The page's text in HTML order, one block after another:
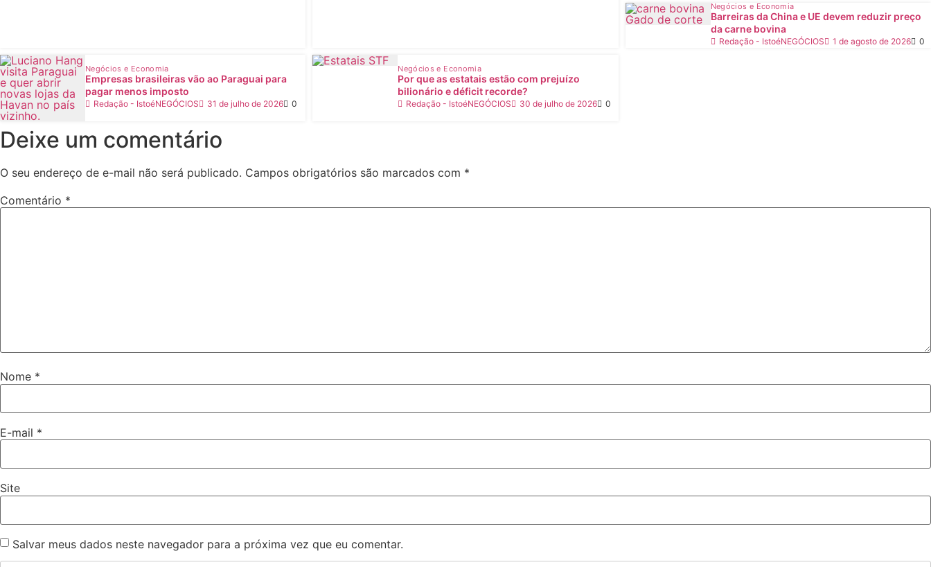
Negócios e Economia
Barreiras da China e UE devem reduzir preço
da carne bovina
Redação - IstoéNEGÓCIOS 1 de agosto de 2026 0
Negócios e Economia
Empresas brasileiras vão ao Paraguai para
pagar menos imposto
Redação - IstoéNEGÓCIOS 31 de julho de 2026 0
Negócios e Economia
Por que as estatais estão com prejuízo
bilionário e déficit recorde?
Redação - IstoéNEGÓCIOS 30 de julho de 2026 0
Deixe um comentário
O seu endereço de e-mail não será publicado. Campos obrigatórios são marcados com *
Comentário *
Nome *
E-mail *
Site
Salvar meus dados neste navegador para a próxima vez que eu comentar.